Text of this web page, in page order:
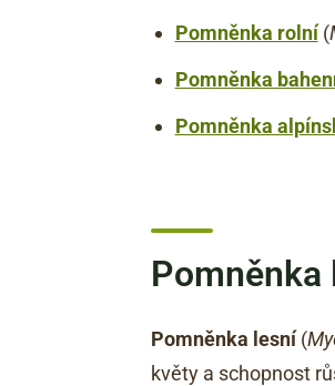
Pomněnka rolní(
Pomněnka
Pomněnka
Pomněnka lesní(
květy a schopnost